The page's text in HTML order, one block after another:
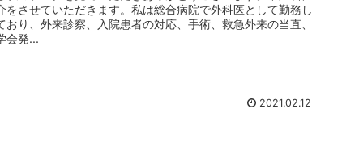
をさせていただきます。私は総合病院で外科医として勤務し
おり、外来診察、入院患者の対応、手術、救急外来の当直、
会発...
2021.02.12